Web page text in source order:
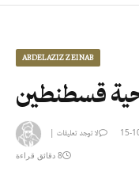
ABDELAZIZ ZEINAB
| لا توجد تعليقات
8 دقائق قراءة